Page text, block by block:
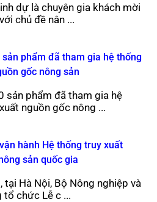
dự là chuyên gia khách mời
chủ đề nân ...
sản phẩm đã tham gia hệ thống
gốc nông sản
sản phẩm đã tham gia hệ
nguồn gốc nông ...
hành Hệ thống truy xuất
sản quốc gia
tại Hà Nội, Bộ Nông nghiệp và
chức Lễ c ...